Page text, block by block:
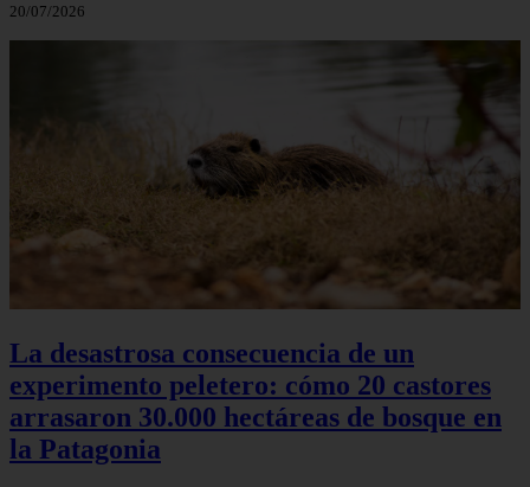
20/07/2026
La desastrosa consecuencia de un
experimento peletero: cómo 20 castores
arrasaron 30.000 hectáreas de bosque en
la Patagonia